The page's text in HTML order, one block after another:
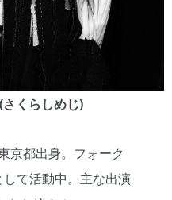
くらしめじ)
京都出身。フォーク
て活動中。主な出演